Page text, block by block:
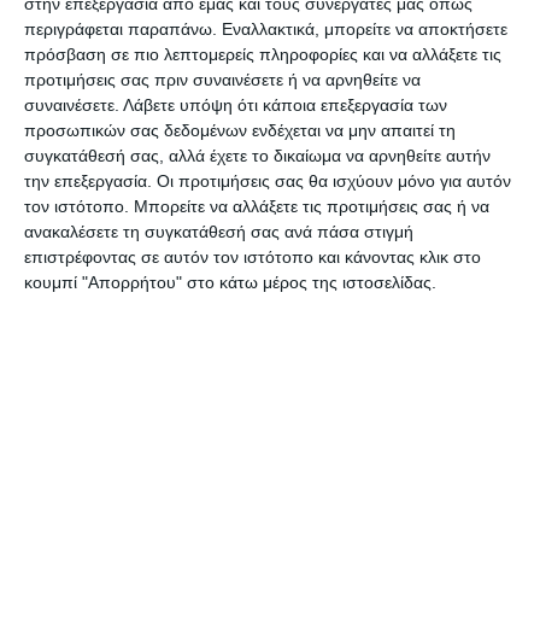
περιγράφεται παραπάνω. Εναλλακτικά, μπορείτε να αποκτήσετε
πρόσβαση σε πιο λεπτομερείς πληροφορίες και να αλλάξετε τις
προτιμήσεις σας πριν συναινέσετε ή να αρνηθείτε να
συναινέσετε. Λάβετε υπόψη ότι κάποια επεξεργασία των
προσωπικών σας δεδομένων ενδέχεται να μην απαιτεί τη
συγκατάθεσή σας, αλλά έχετε το δικαίωμα να αρνηθείτε αυτήν
την επεξεργασία. Οι προτιμήσεις σας θα ισχύουν μόνο για αυτόν
τον ιστότοπο. Μπορείτε να αλλάξετε τις προτιμήσεις σας ή να
ανακαλέσετε τη συγκατάθεσή σας ανά πάσα στιγμή
επιστρέφοντας σε αυτόν τον ιστότοπο και κάνοντας κλικ στο
κουμπί "Απορρήτου" στο κάτω μέρος της ιστοσελίδας.
δεν μπορούσαν να μπουν ως εγγύηση τα τέλη
παρεπιδημούντων που κατέβαλαν οι
επιχειρήσεις.
Αφήστε ένα σχόλιο